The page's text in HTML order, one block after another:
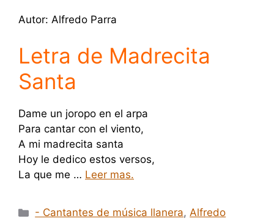
Autor: Alfredo Parra
Letra de Madrecita
Santa
Dame un joropo en el arpa
Para cantar con el viento,
A mi madrecita santa
Hoy le dedico estos versos,
La que me … Leer mas.
Categorías
- Cantantes de música llanera,Alfredo